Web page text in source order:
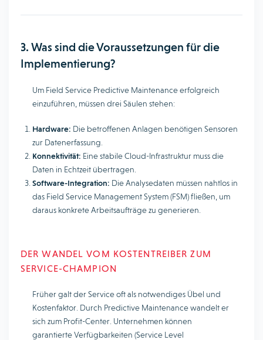
3. Was sind die Voraussetzungen für die
Implementierung?
Um Field Service Predictive Maintenance erfolgreich
einzuführen, müssen drei Säulen stehen:
Hardware: Die betroffenen Anlagen benötigen Sensoren
zur Datenerfassung.
Konnektivität: Eine stabile Cloud-Infrastruktur muss die
Daten in Echtzeit übertragen.
Software-Integration: Die Analysedaten müssen nahtlos in
das Field Service Management System (FSM) fließen, um
daraus konkrete Arbeitsaufträge zu generieren.
DER WANDEL VOM KOSTENTREIBER ZUM
SERVICE-CHAMPION
Früher galt der Service oft als notwendiges Übel und
Kostenfaktor. Durch Predictive Maintenance wandelt er
sich zum Profit-Center. Unternehmen können
garantierte Verfügbarkeiten (Service Level